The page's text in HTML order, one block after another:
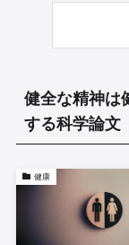
健全な精神は
する科学論文
健康